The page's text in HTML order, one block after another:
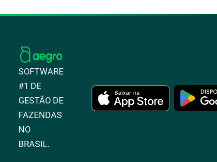
SOFTWARE
#1 DE
GESTÃO DE
FAZENDAS
NO
BRASIL.